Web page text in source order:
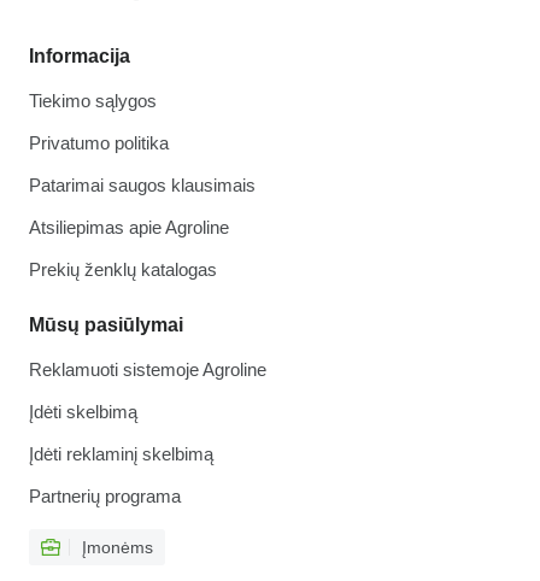
Informacija
Tiekimo sąlygos
Privatumo politika
Patarimai saugos klausimais
Atsiliepimas apie Agroline
Prekių ženklų katalogas
Mūsų pasiūlymai
Reklamuoti sistemoje Agroline
Įdėti skelbimą
Įdėti reklaminį skelbimą
Partnerių programa
Įmonėms